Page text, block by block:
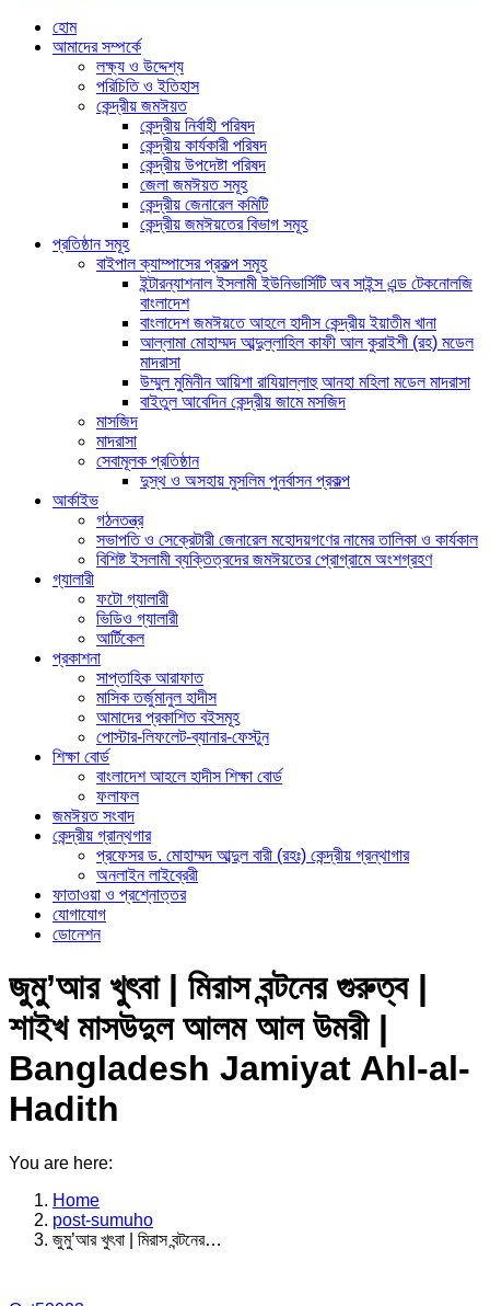
হোম
আমাদের সম্পর্কে
লক্ষ্য ও উদ্দেশ্য
পরিচিতি ও ইতিহাস
কেন্দ্রীয় জমঈয়ত
কেন্দ্রীয় নির্বাহী পরিষদ
কেন্দ্রীয় কার্যকারী পরিষদ
কেন্দ্রীয় উপদেষ্টা পরিষদ
জেলা জমঈয়ত সমূহ
কেন্দ্রীয় জেনারেল কমিটি
কেন্দ্রীয় জমঈয়তের বিভাগ সমূহ
প্রতিষ্ঠান সমূহ
বাইপাল ক্যাম্পাসের প্রকল্প সমূহ
ইন্টারন্যাশনাল ইসলামী ইউনিভার্সিটি অব সাইন্স এন্ড টেকনোলজি
বাংলাদেশ
বাংলাদেশ জমঈয়তে আহলে হাদীস কেন্দ্রীয় ইয়াতীম খানা
আল্লামা মোহাম্মদ আব্দুল্লাহিল কাফী আল কুরাইশী (রহ) মডেল
মাদরাসা
উম্মুল মুমিনীন আয়িশা রাযিয়াল্লাহু আনহা মহিলা মডেল মাদরাসা
বাইতুল আবেদিন কেন্দ্রীয় জামে মসজিদ
মাসজিদ
মাদরাসা
সেবামূলক প্রতিষ্ঠান
দুস্থ ও অসহায় মুসলিম পুনর্বাসন প্রকল্প
আর্কাইভ
গঠনতন্ত্র
সভাপতি ও সেক্রেটারী জেনারেল মহোদয়গণের নামের তালিকা ও কার্যকাল
বিশিষ্ট ইসলামী ব্যক্তিত্বদের জমঈয়তের প্রোগ্রামে অংশগ্রহণ
গ্যালারী
ফটো গ্যালারী
ভিডিও গ্যালারী
আর্টিকেল
প্রকাশনা
সাপ্তাহিক আরাফাত
মাসিক তর্জুমানুল হাদীস
আমাদের প্রকাশিত বইসমূহ
পোস্টার-লিফলেট-ব্যানার-ফেস্টুন
শিক্ষা বোর্ড
বাংলাদেশ আহলে হাদীস শিক্ষা বোর্ড
ফলাফল
জমঈয়ত সংবাদ
কেন্দ্রীয় গ্রান্থগার
প্রফেসর ড. মোহাম্মদ আব্দুল বারী (রহঃ) কেন্দ্রীয় গ্রন্থাগার
অনলাইন লাইব্রেরী
ফাতাওয়া ও প্রশ্নোত্তর
যোগাযোগ
ডোনেশন
জুমু’আর খুৎবা | মিরাস বন্টনের গুরুত্ব |
শাইখ মাসউদুল আলম আল উমরী |
Bangladesh Jamiyat Ahl-al-
Hadith
You are here:
Home
post-sumuho
জুমু’আর খুৎবা | মিরাস বন্টনের…